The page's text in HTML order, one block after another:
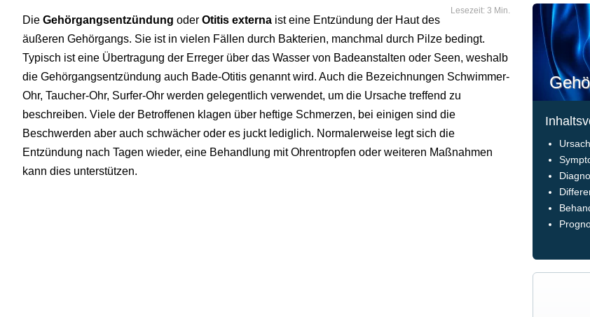
Lesezeit: 3 Min.
Die Gehörgangsentzündung oder Otitis externa ist eine Entzündung der Haut des
äußeren Gehörgangs. Sie ist in vielen Fällen durch Bakterien, manchmal durch Pilze bedingt.
Typisch ist eine Übertragung der Erreger über das Wasser von Badeanstalten oder Seen, weshalb
die Gehörgangsentzündung auch Bade-Otitis genannt wird. Auch die Bezeichnungen Schwimmer-
Ohr, Taucher-Ohr, Surfer-Ohr werden gelegentlich verwendet, um die Ursache treffend zu
beschreiben. Viele der Betroffenen klagen über heftige Schmerzen, bei einigen sind die
Beschwerden aber auch schwächer oder es juckt lediglich. Normalerweise legt sich die
Entzündung nach Tagen wieder, eine Behandlung mit Ohrentropfen oder weiteren Maßnahmen
kann dies unterstützen.